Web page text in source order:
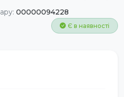
00000094228
Є в наявності